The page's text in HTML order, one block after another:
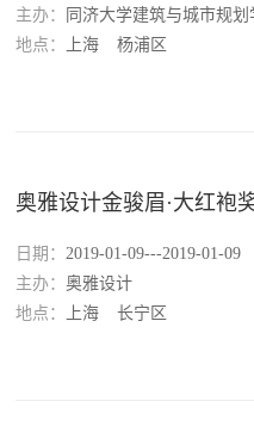
主办：
同济大学建筑与城市规划
地点：
上海
杨浦区
奥雅设计金骏眉·大红袍
日期：2019-01-09---2019-01-09
主办：奥雅设计
地点：
上海
长宁区